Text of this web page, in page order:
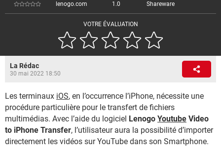
VOTRE ÉVALUATION
lenogo.com 1.0 Shareware
La Rédac
30 mai 2022 18:50
Les terminaux iOS, en l’occurrence l’iPhone, nécessite une
procédure particulière pour le transfert de fichiers
multimédias. Avec l’aide du logiciel Lenogo Youtube Video
to iPhone Transfer, l’utilisateur aura la possibilité d’importer
directement les vidéos sur YouTube dans son Smartphone.